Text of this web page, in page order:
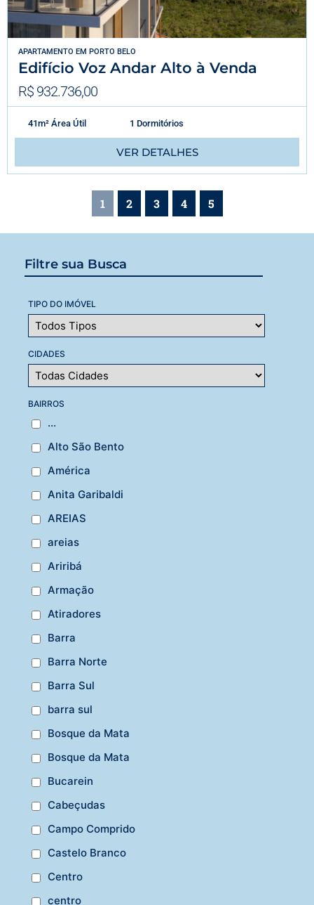
Filtre sua Busca
TIPO DO IMÓVEL
CIDADES
BAIRROS
...
Alto São Bento
América
Anita Garibaldi
AREIAS
areias
Ariribá
Armação
Atiradores
Barra
Barra Norte
Barra Sul
barra sul
Bosque da Mata
Bosque da Mata
Bucarein
Cabeçudas
Campo Comprido
Castelo Branco
Centro
centro
APARTAMENTO EM PORTO BELO
Edifício Voz Andar Alto à Venda
R$ 932.736,00
41m² Área Útil 1 Dormitórios
VER DETALHES
1 2 3 4 5